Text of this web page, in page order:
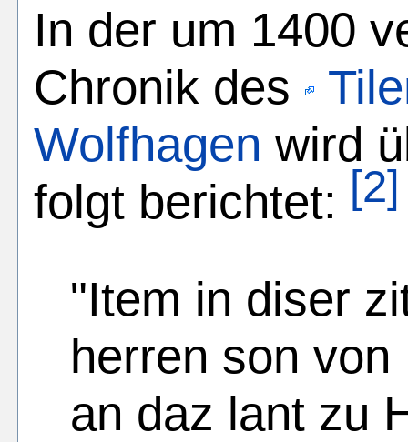
In der um 1400
Chronik des
Wolfhagen wird
folgt berichtet: [2]
"Item in diser
herren son
an daz lant zu